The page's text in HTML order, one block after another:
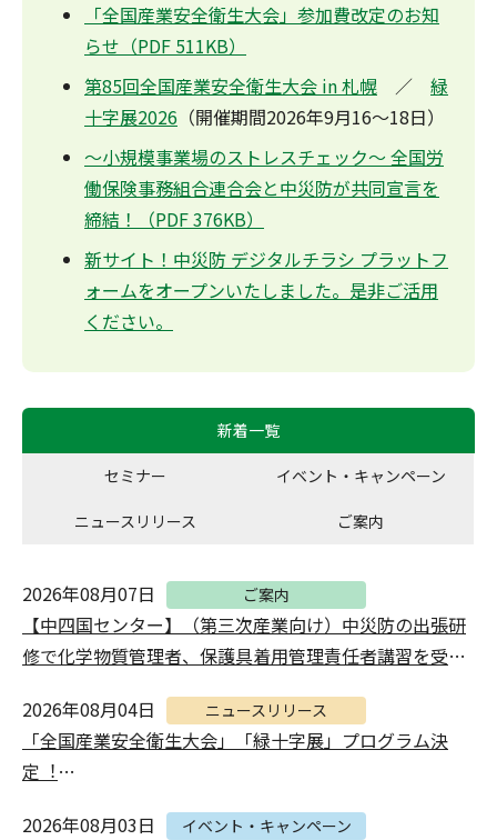
「全国産業安全衛生大会」参加費改定のお知
らせ（PDF 511KB）
第85回全国産業安全衛生大会 in 札幌 ／ 緑
十字展2026 （開催期間2026年9月16～18日）
～小規模事業場のストレスチェック～ 全国労
働保険事務組合連合会と中災防が共同宣言を
締結！（PDF 376KB）
新サイト！中災防 デジタルチラシ プラットフ
ォームをオープンいたしました。是非ご活用
ください。
新着一覧
セミナー イベント・キャンペーン
ニュースリリース ご案内
2026年08月07日 ご案内
【中四国センター】（第三次産業向け）中災防の出張研
修で化学物質管理者、保護具着用管理責任者講習を受講
2026年08月04日
ニュースリリース
「全国産業安全衛生大会」「緑十字展」プログラム決
定︕
2026年08月03日
イベント・キャンペーン